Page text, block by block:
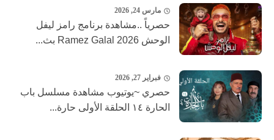
مارس 24, 2026
حصرياً ..مشاهدة برنامج رامز ليفل
الوحش 2026 Ramez Galal بث...
فبراير 27, 2026
حصري ~يوتيوب مشاهدة مسلسل باب
الحارة ١٤ الحلقة الأولى حارة...